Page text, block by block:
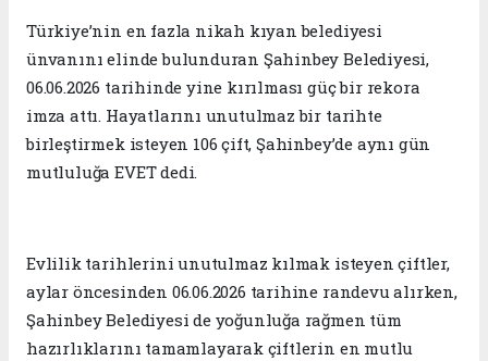
Türkiye’nin en fazla nikah kıyan belediyesi
ünvanını elinde bulunduran Şahinbey Belediyesi,
06.06.2026 tarihinde yine kırılması güç bir rekora
imza attı. Hayatlarını unutulmaz bir tarihte
birleştirmek isteyen 106 çift, Şahinbey’de aynı gün
mutluluğa EVET dedi.
Evlilik tarihlerini unutulmaz kılmak isteyen çiftler,
aylar öncesinden 06.06.2026 tarihine randevu alırken,
Şahinbey Belediyesi de yoğunluğa rağmen tüm
hazırlıklarını tamamlayarak çiftlerin en mutlu